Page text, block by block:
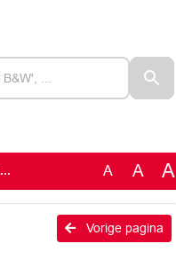
A A A
Vorige pagina